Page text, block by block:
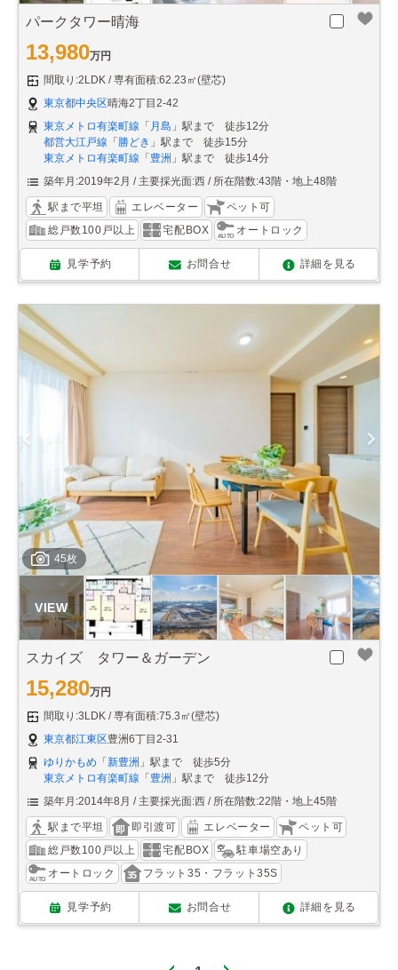
パークタワー晴海
13,980万円
間取り:2LDK
専有面積:62.23㎡(壁芯)
東京都中央区晴海2丁目2-42
東京メトロ有楽町線 「 月島 」駅まで 徒歩12分
都営大江戸線 「 勝どき 」駅まで 徒歩15分
東京メトロ有楽町線 「 豊洲 」駅まで 徒歩14分
築年月:2019年2月
主要採光面:西 所在階数:43階・地上48階
駅まで平坦 エレベーター
ペット可
総戸数100戸以上
宅配BOX オートロック
見学予約 お問合せ 詳細を見る
45枚
スカイズ タワー＆ガーデン
15,280万円
間取り:3LDK
専有面積:75.3㎡(壁芯)
東京都江東区豊洲6丁目2-31
ゆりかもめ 「 新豊洲 」駅まで 徒歩5分
東京メトロ有楽町線 「 豊洲 」駅まで 徒歩12分
築年月:2014年8月
主要採光面:西 所在階数:22階・地上45階
駅まで平坦 即引渡可 エレベーター
ペット可
総戸数100戸以上
宅配BOX
駐車場空あり
オートロック
フラット35・フラット35S
見学予約 お問合せ 詳細を見る